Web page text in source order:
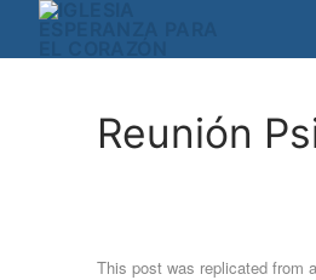
Reunión
This post was replicated from